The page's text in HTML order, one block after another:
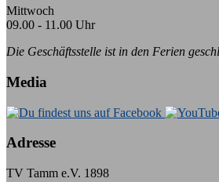
Mittwoch
09.00 - 11.00 Uhr
Die Geschäftsstelle ist in den Ferien
Media
Adresse
TV Tamm e.V. 1898